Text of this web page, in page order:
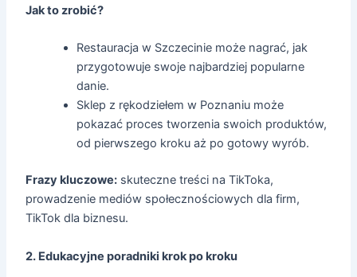
Jak to zrobić?
Restauracja w Szczecinie może nagrać, jak
przygotowuje swoje najbardziej popularne
danie.
Sklep z rękodziełem w Poznaniu może
pokazać proces tworzenia swoich produktów,
od pierwszego kroku aż po gotowy wyrób.
Frazy kluczowe: skuteczne treści na TikToka,
prowadzenie mediów społecznościowych dla firm,
TikTok dla biznesu.
2. Edukacyjne poradniki krok po kroku